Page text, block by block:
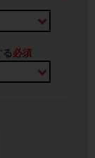
る必須